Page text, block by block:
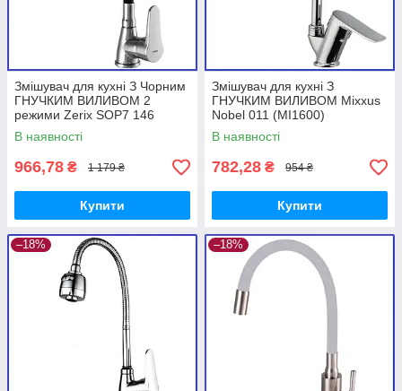
Змішувач для кухні З Чорним
ГНУЧКИМ ВИЛИВОМ 2
режими Zerix SOP7 146
(ZX2654) Black
В наявності
966,78 ₴ 1 179 ₴
Купити
Змішувач для кухні З
ГНУЧКИМ ВИЛИВОМ Mixxus
Nobel 011 (MI1600)​​​​​​​
В наявності
782,28 ₴ 954 ₴
Купити
–18% –18%